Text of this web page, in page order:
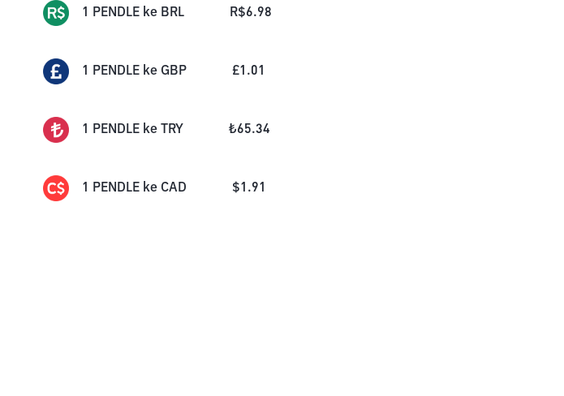
1 PENDLE ke BRL R$6.98
1 PENDLE ke GBP £1.01
1 PENDLE ke TRY ₺65.34
1 PENDLE ke CAD $1.91